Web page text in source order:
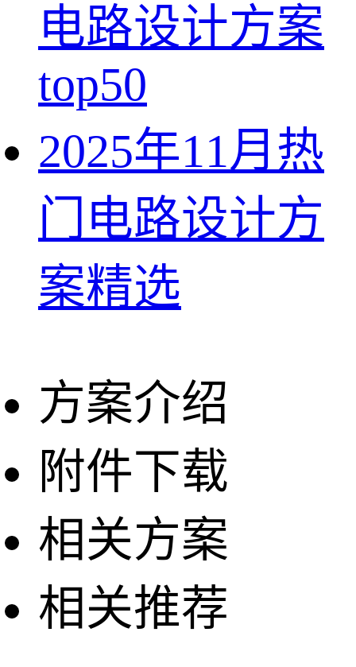
电路设计方案
top50
2025年11月热
门电路设计方
案精选
方案介绍
附件下载
相关方案
相关推荐